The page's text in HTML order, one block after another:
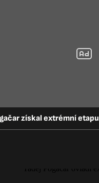
získal extrémní etapu